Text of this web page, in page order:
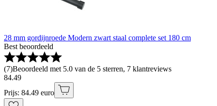
28 mm gordijnroede Modern zwart staal complete set 180 cm
Best beoordeeld
(7)Beoordeeld met 5.0 van de 5 sterren, 7 klantreviews
84.49
Prijs: 84.49 euro